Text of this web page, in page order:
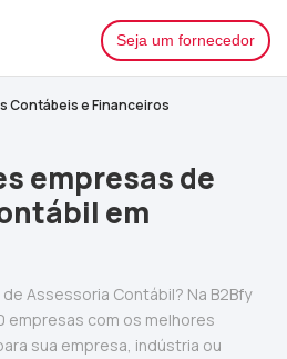
Seja um fornecedor
Contábeis e Financeiros
empresas de
em
Assessoria Contábil? Na B2Bfy
empresas com os melhores
sua empresa, indústria ou